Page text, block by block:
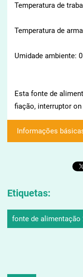
Temperatura de
Temperatura de
Umidade ambiente: 0
Esta fonte de
fiação, interruptor
Informações
Etiquetas:
fonte de alimentação